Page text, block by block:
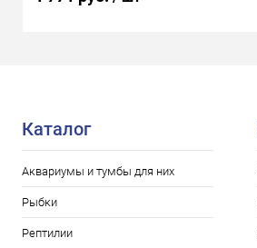
Каталог
Аквариумы и тумбы для них
Рыбки
Рептилии